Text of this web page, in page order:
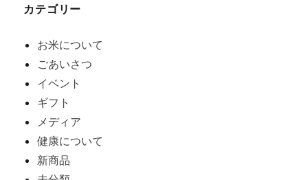
カテゴリー
お米について
ごあいさつ
イベント
ギフト
メディア
健康について
新商品